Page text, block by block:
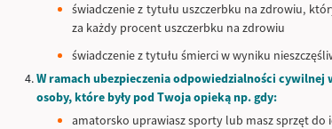
świadczenie z tytułu uszczerbku na zdrowiu,
za każdy procent uszczerbku na zdrowiu
świadczenie z tytułu śmierci w wyniku
W ramach ubezpieczenia odpowiedzialności
osoby, które były pod Twoja opieką np. gdy:
amatorsko uprawiasz sporty lub masz sprzęt do